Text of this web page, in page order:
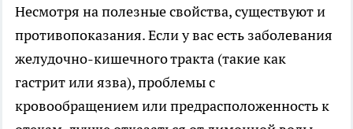
Несмотря на полезные свойства, существуют и
противопоказания. Если у вас есть заболевания
желудочно-кишечного тракта (такие как
гастрит или язва), проблемы с
кровообращением или предрасположенность к